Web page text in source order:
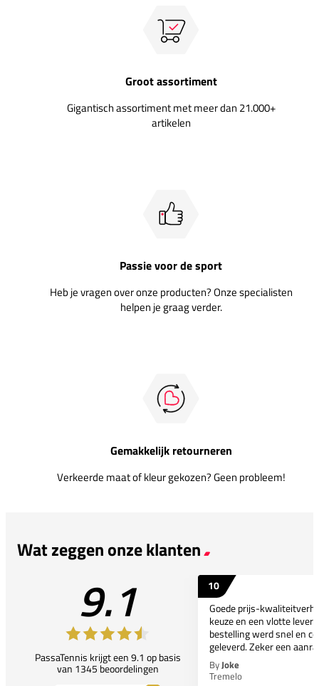
Groot assortiment
Gigantisch assortiment met meer dan 21.000+
artikelen
Passie voor de sport
Heb je vragen over onze producten? Onze specialisten
helpen je graag verder.
Gemakkelijk retourneren
Verkeerde maat of kleur gekozen? Geen probleem!
Wat zeggen onze klanten
9.1
PassaTennis krijgt een 9.1 op basis
van 1345 beoordelingen
10
Goede prijs-
keuze en een vlotte
bestelling werd snel en
geleverd. Zeker een
ByJoke
Tremelo